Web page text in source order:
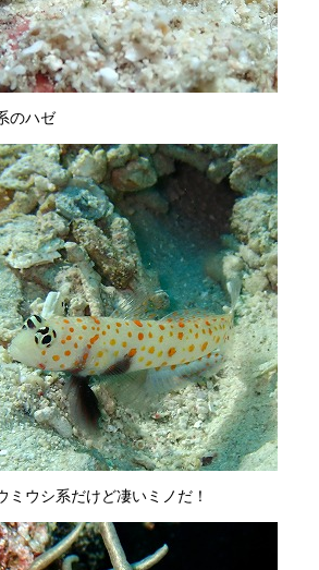
のハゼ
ミウシ系だけど凄いミノだ！